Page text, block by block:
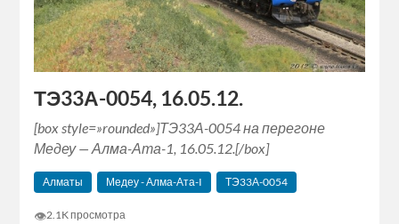
ТЭ33А-0054, 16.05.12.
[box style=»rounded»]ТЭ33А-0054 на перегоне
Медеу — Алма-Ата-1, 16.05.12.[/box]
Алматы Медеу - Алма-Ата-I ТЭ33А-0054
👁2.1K просмотра